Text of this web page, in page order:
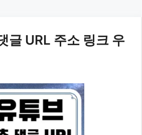
글 URL 주소 링크 우